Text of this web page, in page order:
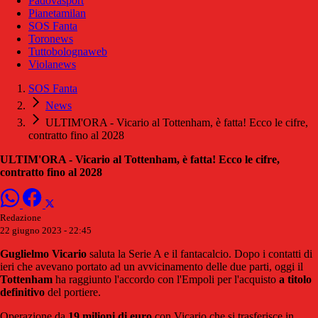
Pianetamilan
SOS Fanta
Toronews
Tuttobolognaweb
Violanews
SOS Fanta
News
ULTIM'ORA - Vicario al Tottenham, è fatta! Ecco le cifre,
contratto fino al 2028
ULTIM'ORA - Vicario al Tottenham, è fatta! Ecco le cifre,
contratto fino al 2028
Redazione
22 giugno 2023 - 22:45
Guglielmo Vicario saluta la Serie A e il fantacalcio. Dopo i contatti di
ieri che avevano portato ad un avvicinamento delle due parti, oggi il
Tottenham ha raggiunto l'accordo con l'Empoli per l'acquisto a titolo
definitivo del portiere.